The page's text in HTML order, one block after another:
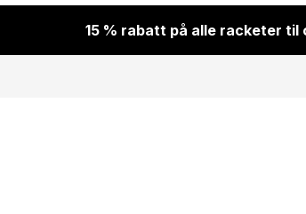
15 % rabatt på alle racketer til